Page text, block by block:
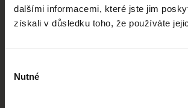
dalšími informacemi, které jste jim
získali v důsledku toho, že používáte
souhlasu
Nutné
Portál DAFilms.cz je výsledkem tvůrčí spolupráce 7